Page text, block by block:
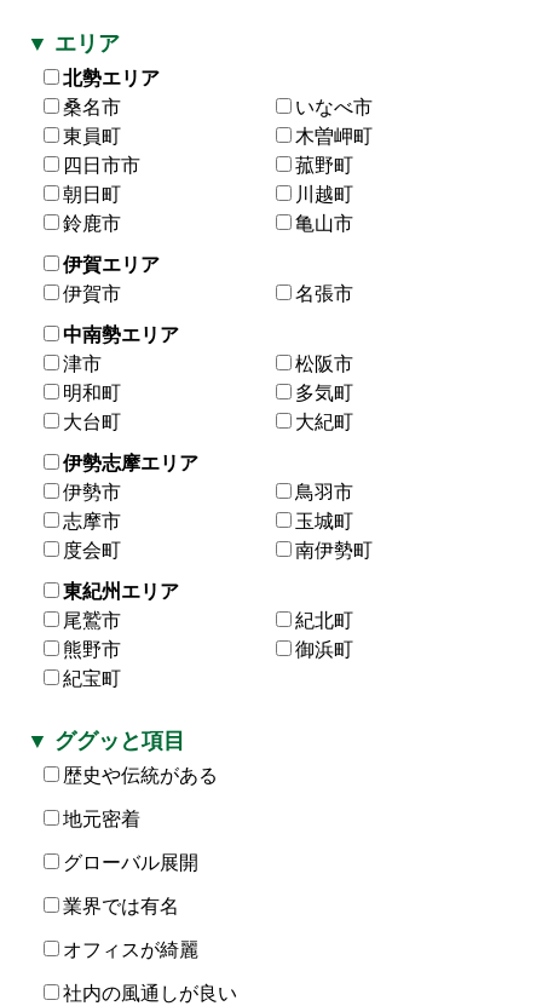
▼ エリア
北勢エリア
桑名市
いなべ市
東員町
木曽岬町
四日市市
菰野町
朝日町
川越町
鈴鹿市
亀山市
伊賀エリア
伊賀市
名張市
中南勢エリア
津市
松阪市
明和町
多気町
大台町
大紀町
伊勢志摩エリア
伊勢市
鳥羽市
志摩市
玉城町
度会町
南伊勢町
東紀州エリア
尾鷲市
紀北町
熊野市
御浜町
紀宝町
▼ ググッと項目
歴史や伝統がある
地元密着
グローバル展開
業界では有名
オフィスが綺麗
社内の風通しが良い